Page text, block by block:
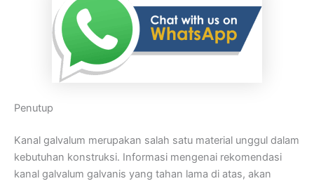
Penutup
Kanal galvalum merupakan salah satu material unggul dalam
kebutuhan konstruksi. Informasi mengenai rekomendasi
kanal galvalum galvanis yang tahan lama di atas, akan